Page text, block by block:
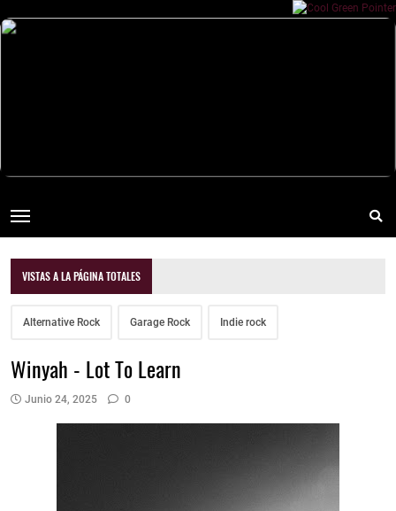
VISTAS A LA PÁGINA TOTALES
Alternative Rock Garage Rock Indie rock
Winyah - Lot To Learn
Junio 24, 2025 0